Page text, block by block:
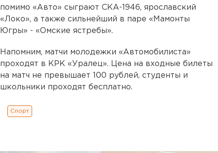
помимо «Авто» сыграют СКА-1946, ярославский
«Локо», а также сильнейший в паре «Мамонты
Югры» - «Омские ястребы».
Напомним, матчи молодежки «Автомобилиста»
проходят в КРК «Уралец». Цена на входные билеты
на матч не превышает 100 рублей, студенты и
школьники проходят бесплатно.
Спорт